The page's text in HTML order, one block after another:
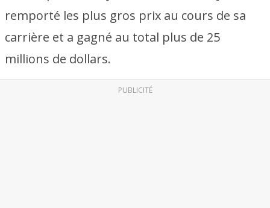
remporté les plus gros prix au cours de sa
carrière et a gagné au total plus de 25
millions de dollars.
PUBLICITÉ